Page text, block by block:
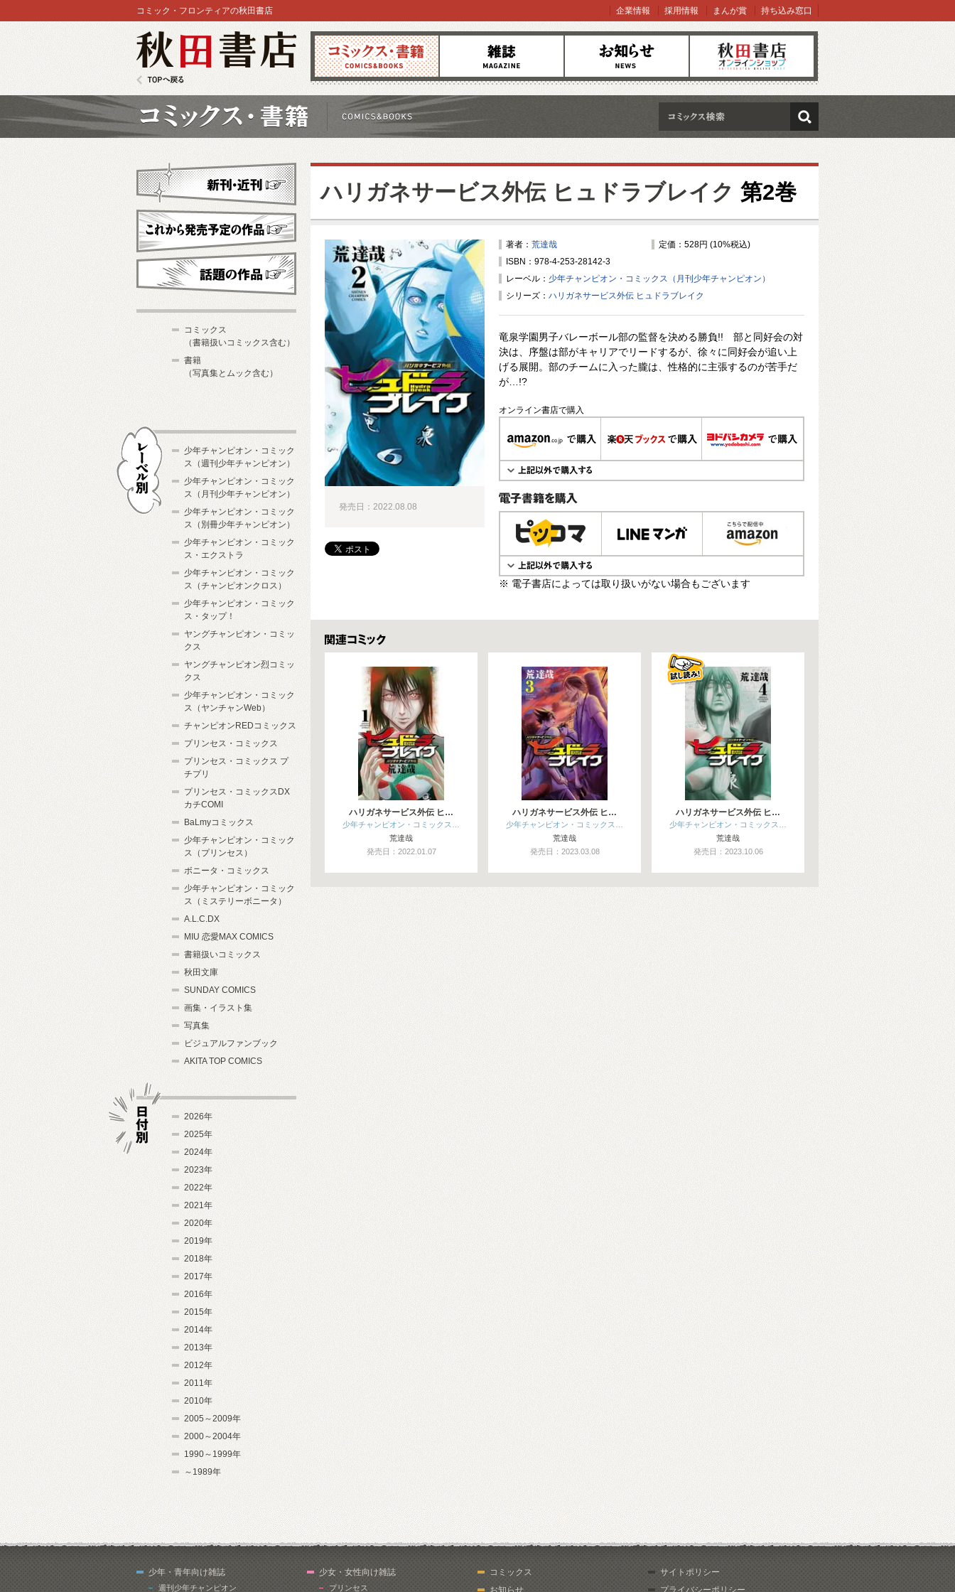
コミックス 雑誌 お知らせ オンラインショップ
コミック・フロンティアの秋田書店 企業情報 採用情報 まんが賞 持ち込み窓口
検索
ハリガネサービス外伝 ヒュドラブレイク 第2巻
著者： 荒達哉
定価：528円 (10%税込)
ISBN：978-4-253-28142-3
レーベル： 少年チャンピオン・コミックス（月刊少年チャンピオン）
シリーズ： ハリガネサービス外伝 ヒュドラブレイク
竜泉学園男子バレーボール部の監督を決める勝負!! 部と同好会の対
決は、序盤は部がキャリアでリードするが、徐々に同好会が追い上
げる展開。部のチームに入った朧は、性格的に主張するのが苦手だ
が…!?
オンライン書店で購入
電子書籍で購入
※ 電子書店によっては取り扱いがない場合もございます
発売日：2022.08.08
関連コミックス
ハリガネサービス外伝 ヒ…
少年チャンピオン・コミックス…
荒達哉
発売日：2022.01.07
ハリガネサービス外伝 ヒ…
少年チャンピオン・コミックス…
荒達哉
発売日：2023.03.08
ハリガネサービス外伝 ヒ…
少年チャンピオン・コミックス…
荒達哉
発売日：2023.10.06
新刊・近刊
これから発売予定
コミックス
（書籍扱いコミックス含む）
書籍
（写真集とムック含む）
少年チャンピオン・コミック
ス（週刊少年チャンピオン）
少年チャンピオン・コミック
ス（月刊少年チャンピオン）
少年チャンピオン・コミック
ス（別冊少年チャンピオン）
少年チャンピオン・コミック
ス・エクストラ
少年チャンピオン・コミック
ス（チャンピオンクロス）
少年チャンピオン・コミック
ス・タップ！
ヤングチャンピオン・コミッ
クス
ヤングチャンピオン烈コミッ
クス
少年チャンピオン・コミック
ス（ヤンチャンWeb）
チャンピオンREDコミックス
プリンセス・コミックス
プリンセス・コミックス プ
チプリ
プリンセス・コミックスDX
カチCOMI
BaLmyコミックス
少年チャンピオン・コミック
ス（プリンセス）
ボニータ・コミックス
少年チャンピオン・コミック
ス（ミステリーボニータ）
A.L.C.DX
MIU 恋愛MAX COMICS
書籍扱いコミックス
秋田文庫
SUNDAY COMICS
画集・イラスト集
写真集
ビジュアルファンブック
AKITA TOP COMICS
2026年
2025年
2024年
2023年
2022年
2021年
2020年
2019年
2018年
2017年
2016年
2015年
2014年
2013年
2012年
2011年
2010年
2005～2009年
2000～2004年
1990～1999年
～1989年
少年・青年向け雑誌
週刊少年チャンピオン
少女・女性向け雑誌
プリンセス
コミックス
お知らせ
サイトポリシー
プライバシーポリシー